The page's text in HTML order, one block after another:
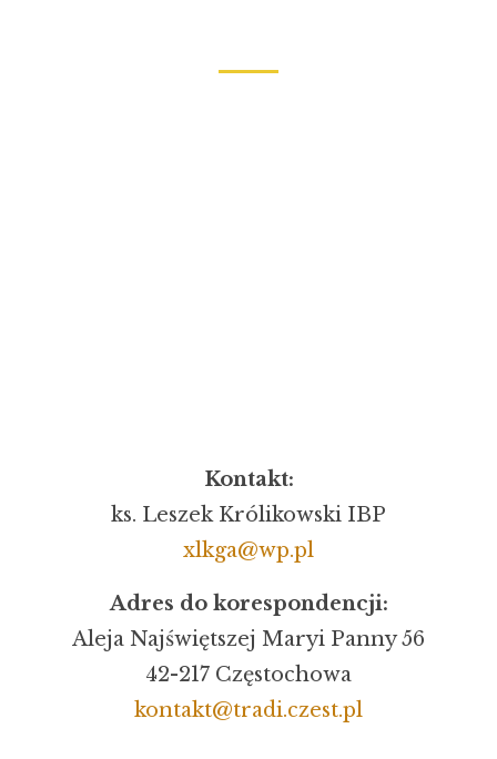
Kontakt:
ks. Leszek Królikowski IBP
xlkga@wp.pl
Adres do korespondencji:
Aleja Najświętszej Maryi Panny 56
42-217 Częstochowa
kontakt@tradi.czest.pl